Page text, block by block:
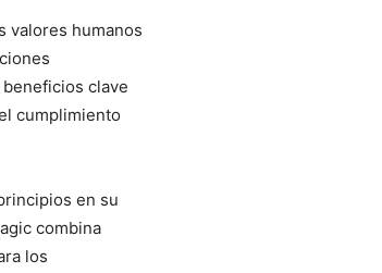
valores humanos
clave
cumplimiento
en su
combina
los